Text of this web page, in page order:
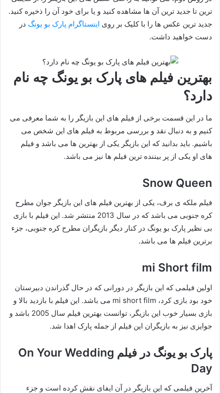
ترین تا جدید ترین آن ها مشاهده کنید و یا برای خود آن را ذخیره کنید.
جدید ترین عکس ها را با کلیک بر روی اینستاگرام پارک بو یونگ در
دست خواهید داشت.
بهترین فیلم های پارک بو یونگ چه نام
دارد؟
ما در این قسمت برخی از فیلم های این بازیگر را به شما معرفی می
کنیم و به دنبال نقد و بررسی مربوط به فیلم های این شخص می
باشیم. باید بدانید که این بازیگر یکی از بهترین ها می باشد و فیلم
های او یکی از پر بیننده ترین فیلم ها نیز می باشد.
Snow Queen
فیلم ملکه ی برف، یکی از بهترین فیلم های این بازیگر جوان مطرح
کره جنوبی می باشد که در سال 2013 منتشر شد. این فیلم با بازی
بی نظیر پارک بو یونگ در کنار دیگر بازیگران مطرح کره جنوبی، جزء
برترین فیلم ها می باشد.
mi Short film
اولین فیلمی که این بازیگر در دورانی که در حال گذراندن دبیرستان
خود بود بازی کرد، mi short film می باشد. این فیلم با بازدید بالا و
بازی بسیار خوب این بازیگر، توانست بهترین فیلم سال 2005 باشد و
جوایزی نیز به بازیگران این فیلم از جمله پارک اهدا شد.
پارک بو یونگ در فیلم On Your Wedding
Day
آخرین فیلمی که این بازیگر در آن ایفای نقش کرده است و جزء